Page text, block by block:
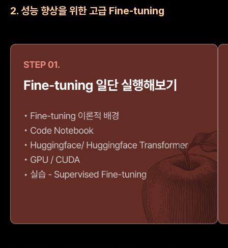
2. 성능 향상을 위한 고급 Fine-tuning